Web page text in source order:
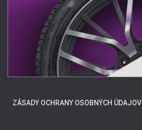
ZÁSADY OCHRANY OSOBNÝCH ÚDAJOV